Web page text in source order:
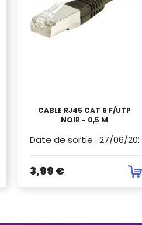
CABLE RJ45 CAT 6 F/UTP
NOIR - 0,5 M
Date de sortie : 27/06/2024
3,99 €